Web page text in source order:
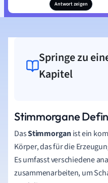
Antwort zeigen
Springe zu
Kapitel
Stimmorgane
DasStimmorganist ein
Körper, das für die
Es umfasst verschiedene
zusammenarbeiten, um